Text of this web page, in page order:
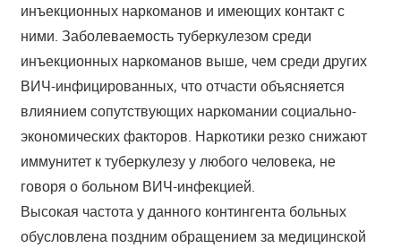
инъекционных наркоманов и имеющих контакт с
ними. Заболеваемость туберкулезом среди
инъекционных наркоманов выше, чем среди других
ВИЧ-инфицированных, что отчасти объясняется
влиянием сопутствующих наркомании социально-
экономических факторов. Наркотики резко снижают
иммунитет к туберкулезу у любого человека, не
говоря о больном ВИЧ-инфекцией.
Высокая частота у данного контингента больных
обусловлена поздним обращением за медицинской